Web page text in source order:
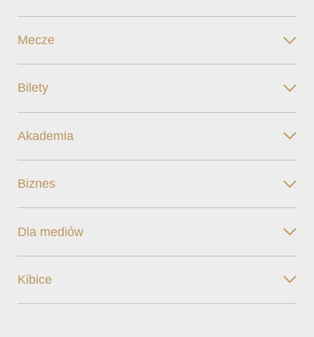
Mecze
Bilety
Akademia
Biznes
Dla mediów
Kibice